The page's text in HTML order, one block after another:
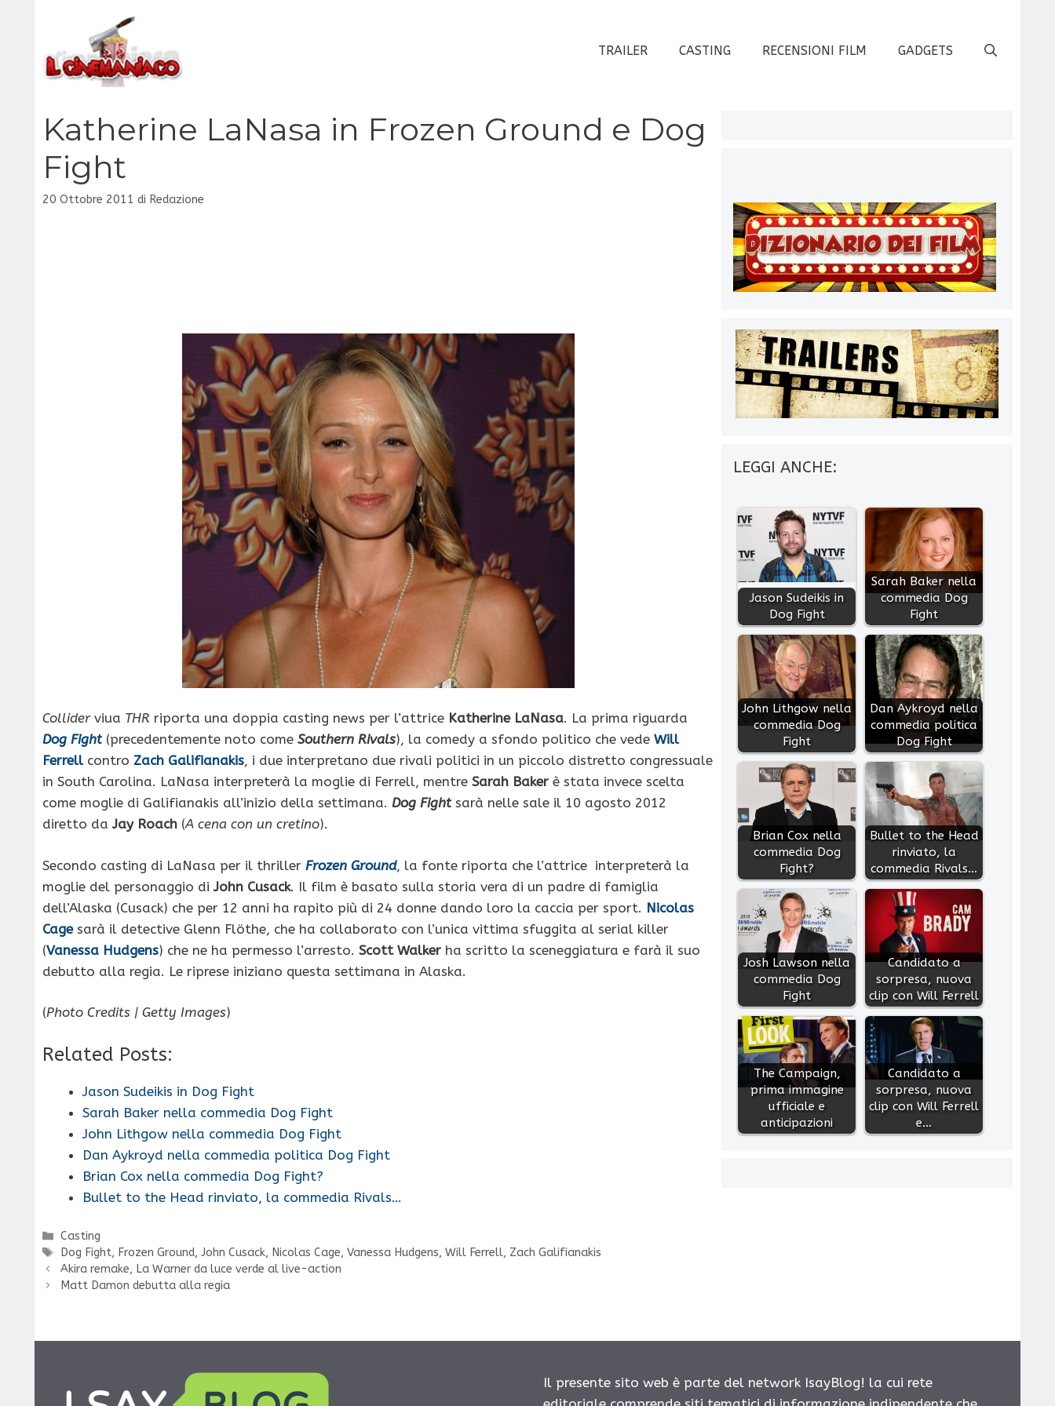
contenuto
TRAILER CASTING RECENSIONI FILM GADGETS
Katherine LaNasa in Frozen Ground e Dog
Fight
20 Ottobre 2011 di Redazione
Colliderviua THR riporta una doppia casting news per l’attrice Katherine LaNasa. La prima riguarda
Dog Fight(precedentemente noto come Southern Rivals), la comedy a sfondo politico che vede Will
Ferrellcontro Zach Galifianakis, i due interpretano due rivali politici in un piccolo distretto congressuale
in South Carolina. LaNasa interpreterà la moglie di Ferrell, mentre Sarah Baker è stata invece scelta
come moglie di Galifianakis all’inizio della settimana. Dog Fight sarà nelle sale il 10 agosto 2012
diretto daJay Roach (A cena con un cretino).
Secondo casting di LaNasa per il thriller Frozen Ground, la fonte riporta che l’attrice interpreterà la
moglie del personaggio diJohn Cusack. Il film è basato sulla storia vera di un padre di famiglia
dell’Alaska (Cusack) che per 12 anni ha rapito più di 24 donne dando loro la caccia per sport. Nicolas
Cagesarà il detective Glenn Flöthe, che ha collaborato con l’unica vittima sfuggita al serial killer
(Vanessa Hudgens) che ne ha permesso l’arresto. Scott Walker ha scritto la sceneggiatura e farà il suo
debutto alla regia. Le riprese iniziano questa settimana in Alaska.
(Photo Credits | Getty Images)
Related Posts:
Jason Sudeikis in Dog Fight
Sarah Baker nella commedia Dog Fight
John Lithgow nella commedia Dog Fight
Dan Aykroyd nella commedia politica Dog Fight
Brian Cox nella commedia Dog Fight?
Bullet to the Head rinviato, la commedia Rivals…
Categorie
Casting
Tag
Dog Fight, Frozen Ground,John Cusack, Nicolas Cage,Vanessa Hudgens,Will Ferrell, Zach Galifianakis
Akira remake, La Warner da luce verde al live-action
Matt Damon debutta alla regia
LEGGI ANCHE:
Jason Sudeikis in
Dog Fight
Sarah Baker nella
commedia Dog
Fight
John Lithgow nella
commedia Dog
Fight
Dan Aykroyd nella
commedia politica
Dog Fight
Brian Cox nella
commedia Dog
Fight?
Bullet to the Head
rinviato, la
commedia Rivals…
Josh Lawson nella
commedia Dog
Fight
Candidato a
sorpresa, nuova
clip con Will Ferrell
The Campaign,
prima immagine
ufficiale e
anticipazioni
Candidato a
sorpresa, nuova
clip con Will Ferrell
e…
Il presente sito web è parte del network IsayBlog! la cui rete